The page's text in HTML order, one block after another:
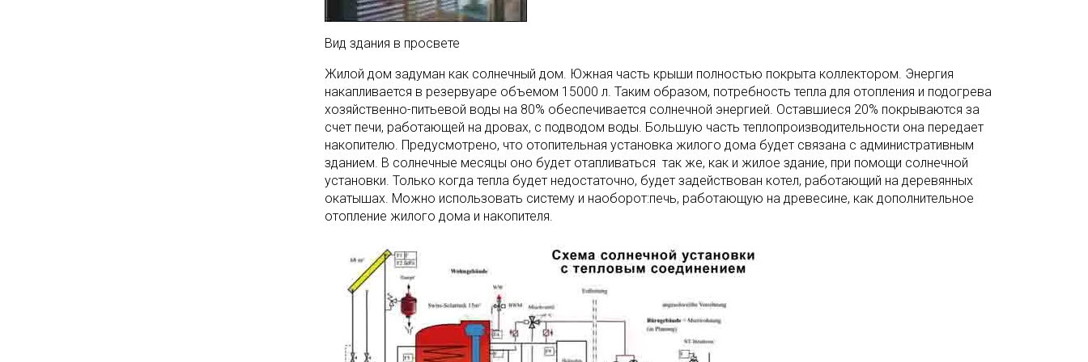
Вид здания в просвете
Жилой дом задуман как солнечный дом. Южная часть крыши полностью покрыта коллектором. Энергия
накапливается в резервуаре объемом 15000 л. Таким образом, потребность тепла для отопления и подогрева
хозяйственно-питьевой воды на 80% обеспечивается солнечной энергией. Оставшиеся 20% покрываются за
счет печи, работающей на дровах, с подводом воды. Большую часть теплопроизводительности она передает
накопителю. Предусмотрено, что отопительная установка жилого дома будет связана с административным
зданием. В солнечные месяцы оно будет отапливаться так же, как и жилое здание, при помощи солнечной
установки. Только когда тепла будет недостаточно, будет задействован котел, работающий на деревянных
окатышах. Можно использовать систему и наоборот:печь, работающую на древесине, как дополнительное
отопление жилого дома и накопителя.